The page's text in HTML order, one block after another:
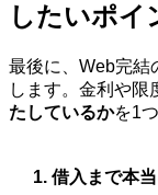
したいポイ
最後に、Web完結
します。金利や限
たしているかを1
借入まで本